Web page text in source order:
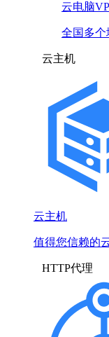
云电脑
全国多个
云主机
云主机
值得您信赖的
HTTP代理